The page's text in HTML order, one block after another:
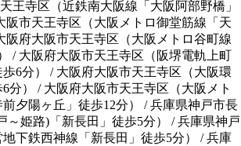
王寺区（近鉄南大阪線「大阪阿部野橋」
阪市天王寺区（大阪メトロ御堂筋線「天
阪府大阪市天王寺区（大阪メトロ谷町線
/ 大阪府大阪市天王寺区（阪堺電軌上町
6分）
/ 大阪府大阪市天王寺区（大阪環
分）
/ 大阪府大阪市天王寺区（大阪メト
夕陽ヶ丘」徒歩12分）
/兵庫県神戸市長
～姫路)「新長田」徒歩5分）
/兵庫県神戸
下鉄西神線「新長田」徒歩5分）
/兵庫